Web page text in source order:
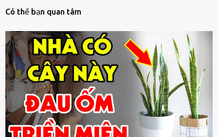
Có thế bạn quan tâm